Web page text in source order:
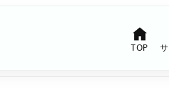
TOP